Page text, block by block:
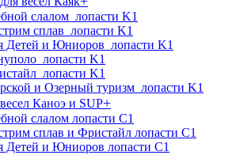
слалом_лопасти K1
сплав_лопасти K1
Детей и Юниоров_лопасти K1
K1
K1
и Озерный туризм_лопасти K1
Каноэ и SUP+
слалом лопасти C1
сплав и Фристайл лопасти C1
Детей и Юниоров лопасти C1